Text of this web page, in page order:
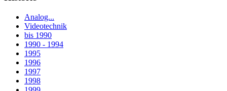
Analog...
Videotechnik
bis 1990
1990 - 1994
1995
1996
1997
1998